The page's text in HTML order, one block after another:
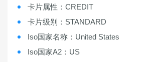
卡片属性：CREDIT
卡片级别：STANDARD
Iso国家名称：United States
Iso国家A2：US